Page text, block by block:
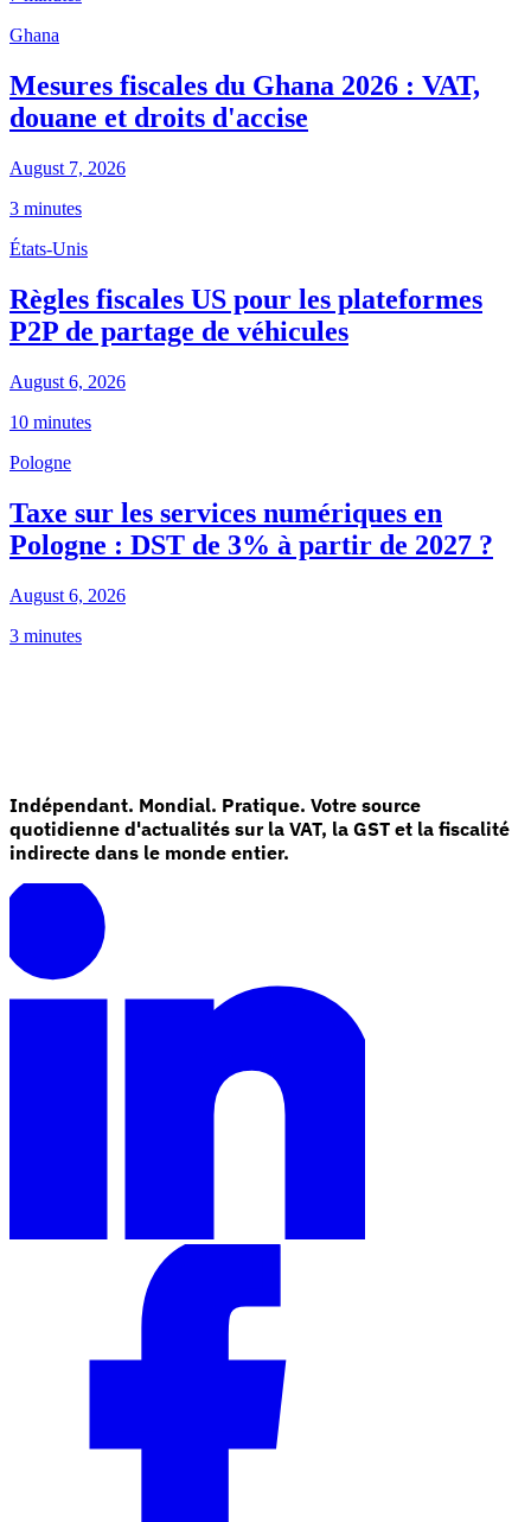
Ghana
Mesures fiscales du Ghana 2026 : VAT,
douane et droits d'accise
August 7, 2026
3 minutes
États-Unis
Règles fiscales US pour les plateformes
P2P de partage de véhicules
August 6, 2026
10 minutes
Pologne
Taxe sur les services numériques en
Pologne : DST de 3% à partir de 2027 ?
August 6, 2026
3 minutes
Indépendant. Mondial. Pratique. Votre source
quotidienne d'actualités sur la VAT, la GST et la fiscalité
indirecte dans le monde entier.